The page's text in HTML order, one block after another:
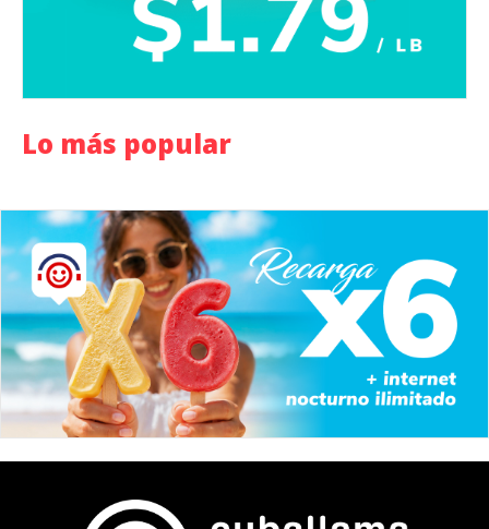
Lo más popular